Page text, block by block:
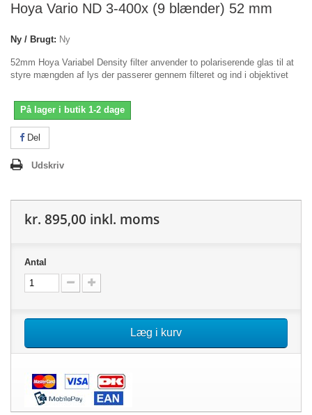
Hoya Vario ND 3-400x (9 blænder) 52 mm
Ny / Brugt: Ny
52mm Hoya Variabel Density filter anvender to polariserende glas til at
styre mængden af lys der passerer gennem filteret og ind i objektivet
På lager i butik 1-2 dage
Del
Udskriv
kr. 895,00 inkl. moms
Antal
Læg i kurv